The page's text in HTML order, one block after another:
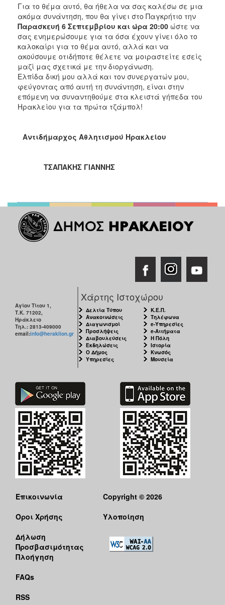
Για το θέμα αυτό, θα ήθελα να σας καλέσω σε μια
ακόμα συνάντηση, που θα γίνει στο Παγκρήτιο την
Παρασκευή 6 Σεπτεμβρίου και ώρα 20:00 ώστε να
σας ενημερώσουμε για τα όσα έχουν γίνει όλο το
καλοκαίρι για το θέμα αυτό, αλλά και να
ακούσουμε οτιδήποτε θέλετε να μοιραστείτε εσείς
μαζί μας σχετικά με την διοργάνωση.
Ελπίδα δική μου αλλά και τον συνεργατών μου,
φεύγοντας από αυτή τη συνάντηση, είναι στην
επόμενη να συναντηθούμε στα κλειστά γήπεδα του
Ηρακλείου για τα πρώτα τζάμπολ!
Αντιδήμαρχος Αθλητισμού Ηρακλείου
ΤΣΑΠΑΚΗΣ ΓΙΑΝΝΗΣ
Αγίου Τίτου 1,
Τ.Κ. 71202,
Ηράκλειο
Τηλ.: 2813-409000
email:info@heraklion.gr
Χάρτης Ιστοχώρου
Δελτία Τύπου
Ανακοινώσεις
Διαγωνισμοί
Προσλήψεις
Διαβουλεύσεις
Εκδηλώσεις
Ο Δήμος
Υπηρεσίες
Κ.Ε.Π.
Τηλέφωνα
e-Υπηρεσίες
e-Αιτήματα
Η Πόλη
Ιστορία
Κνωσός
Μουσεία
Επικοινωνία
Όροι Χρήσης
Δήλωση
Προσβασιμότητας
Πλοήγηση
FAQs
RSS
Copyright © 2026
Υλοποίηση